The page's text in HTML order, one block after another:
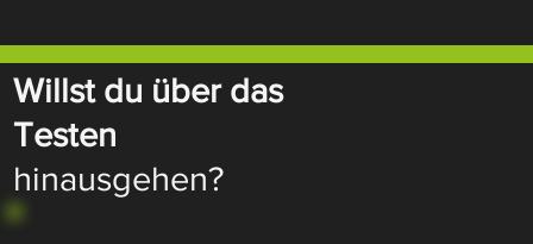
Willst du über das
Testen
hinausgehen?